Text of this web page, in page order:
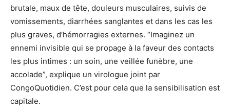
brutale, maux de tête, douleurs musculaires, suivis de
vomissements, diarrhées sanglantes et dans les cas les
plus graves, d’hémorragies externes. “Imaginez un
ennemi invisible qui se propage à la faveur des contacts
les plus intimes : un soin, une veillée funèbre, une
accolade”, explique un virologue joint par
CongoQuotidien. C’est pour cela que la sensibilisation est
capitale.